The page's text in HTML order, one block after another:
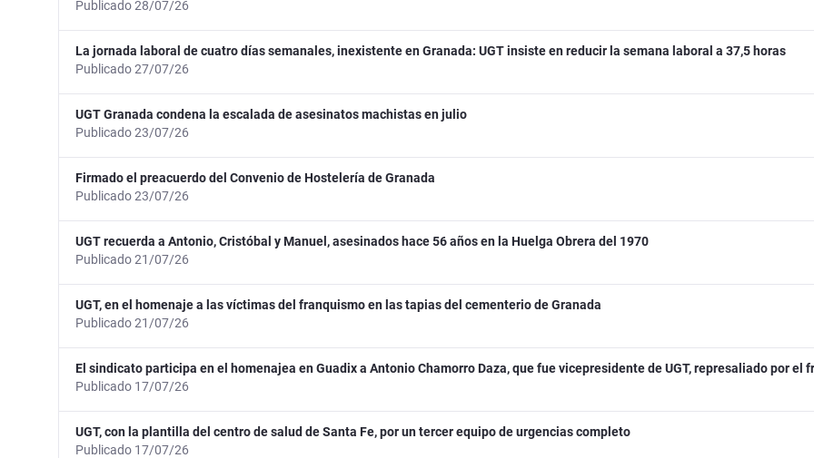
Publicado 28/07/26
La jornada laboral de cuatro días semanales, inexistente en Granada: UGT insiste en reducir la semana laboral a 37,5 horas
Publicado 27/07/26
UGT Granada condena la escalada de asesinatos machistas en julio
Publicado 23/07/26
Firmado el preacuerdo del Convenio de Hostelería de Granada
Publicado 23/07/26
UGT recuerda a Antonio, Cristóbal y Manuel, asesinados hace 56 años en la Huelga Obrera del 1970
Publicado 21/07/26
UGT, en el homenaje a las víctimas del franquismo en las tapias del cementerio de Granada
Publicado 21/07/26
El sindicato participa en el homenajea en Guadix a Antonio Chamorro Daza, que fue vicepresidente de UGT, represaliado por el
Publicado 17/07/26
UGT, con la plantilla del centro de salud de Santa Fe, por un tercer equipo de urgencias completo
Publicado 17/07/26